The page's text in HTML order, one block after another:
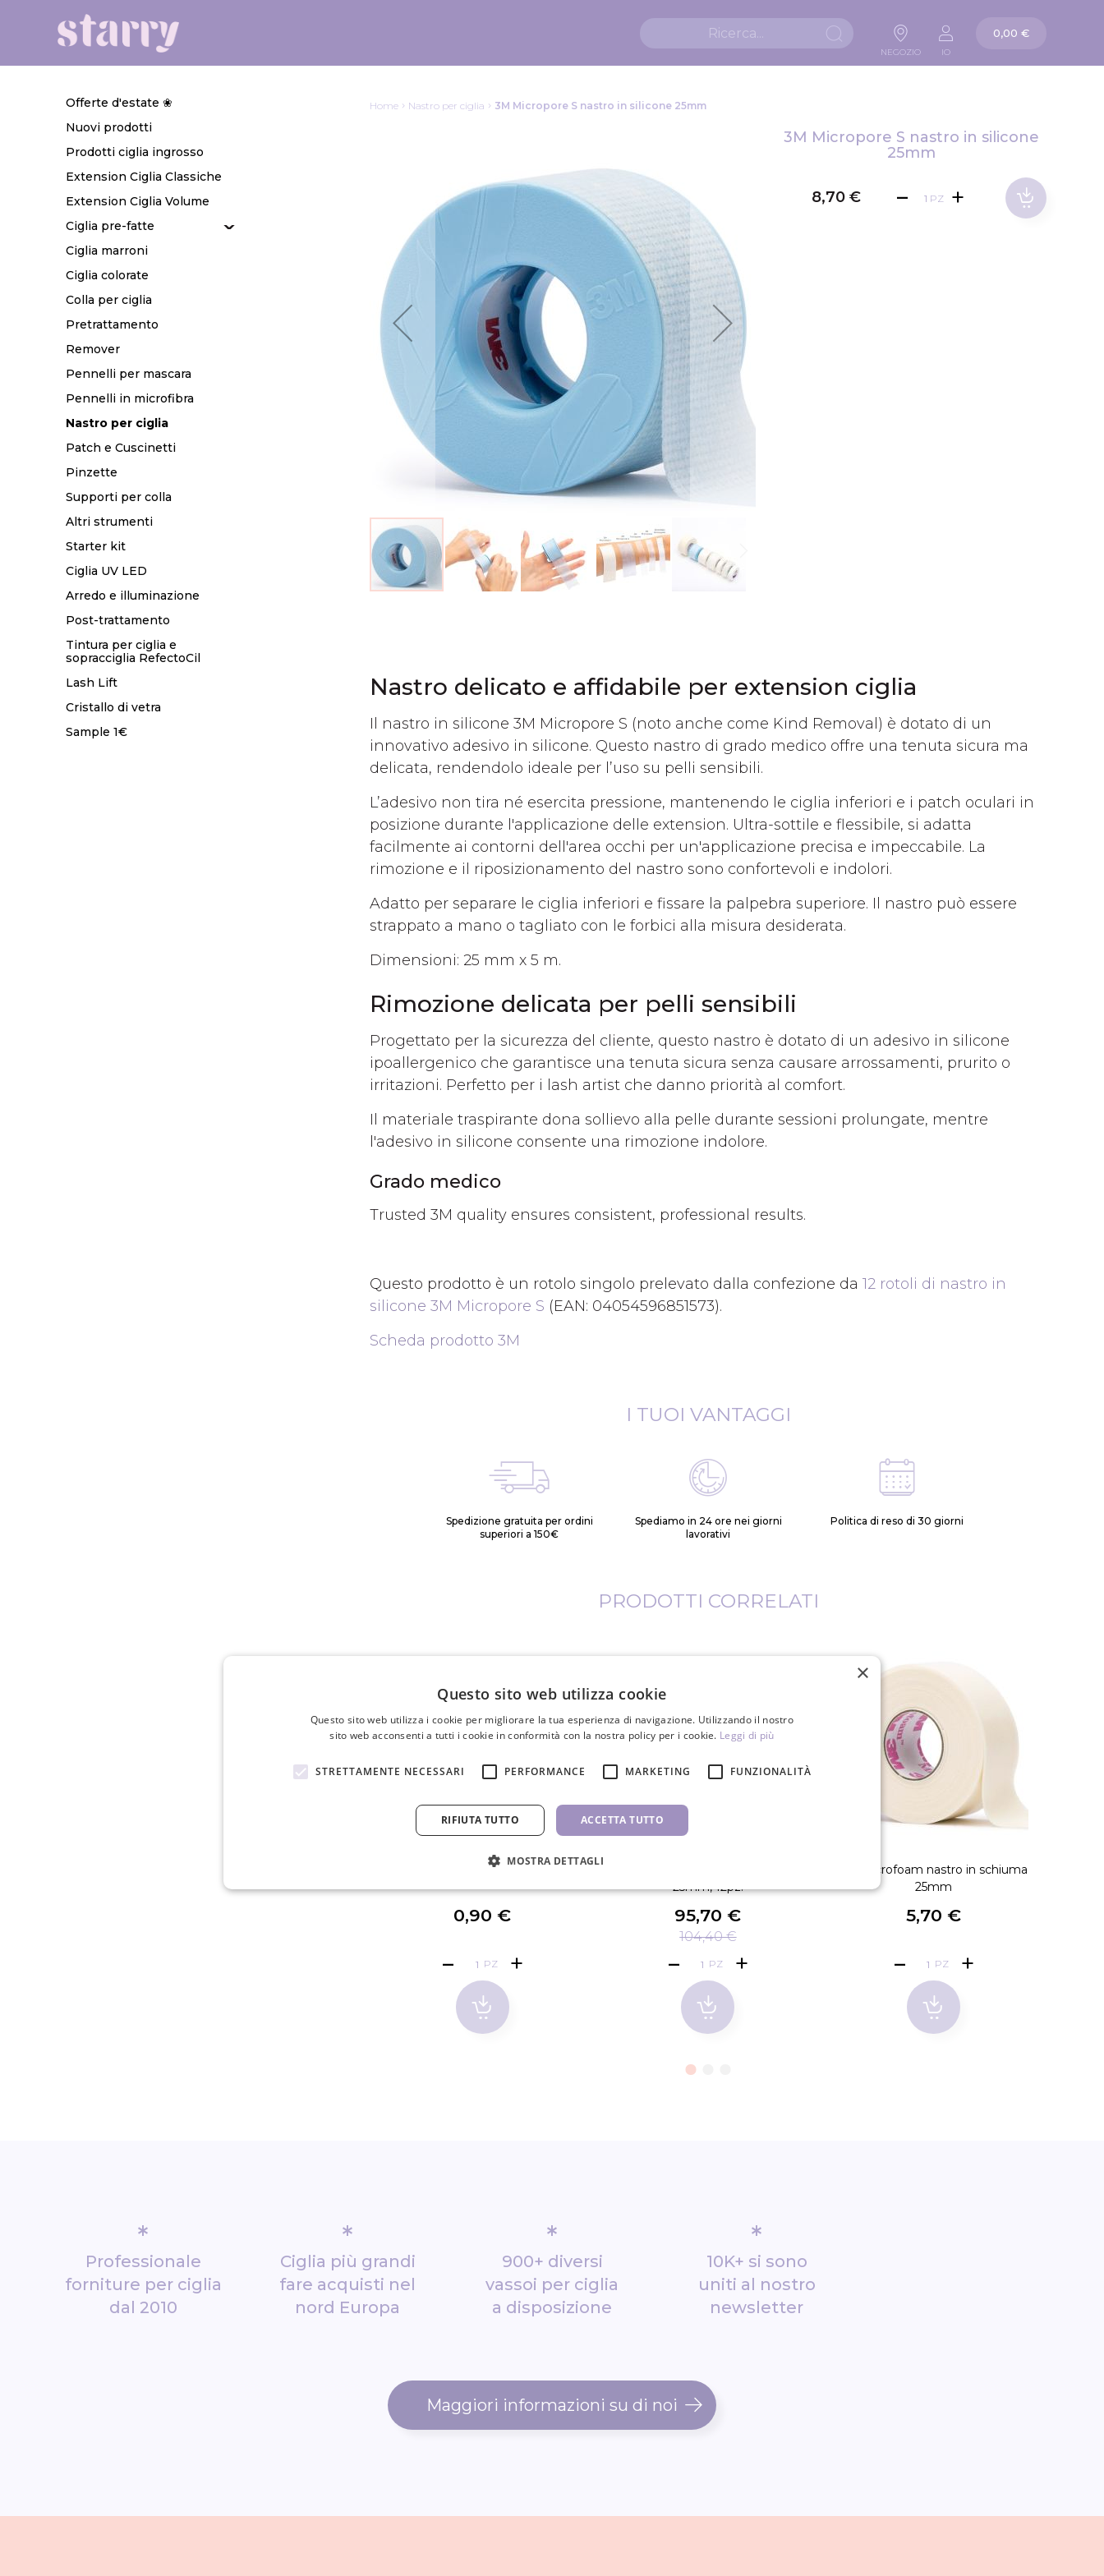
NEGOZIO IO
La mia carta
0,00 €
Offerte d'estate ❀
Nuovi prodotti
Prodotti ciglia ingrosso
Extension Ciglia Classiche
Extension Ciglia Volume
Ciglia pre-fatte
Ciglia marroni
Ciglia colorate
Colla per ciglia
Pretrattamento
Remover
Pennelli per mascara
Pennelli in microfibra
Nastro per ciglia
Patch e Cuscinetti
Pinzette
Supporti per colla
Altri strumenti
Starter kit
Ciglia UV LED
Arredo e illuminazione
Post-trattamento
Tintura per ciglia e
sopracciglia RefectoCil
Lash Lift
Cristallo di vetra
Sample 1€
immagini
di
immagini
3M Micropore S nastro in silicone
25mm
Home Nastro per ciglia 3M Micropore S nastro in silicone 25mm
8,70 € PZ
Nastro delicato e affidabile per extension ciglia
Il nastro in silicone 3M Micropore S (noto anche come Kind Removal) è dotato di un
innovativo adesivo in silicone. Questo nastro di grado medico offre una tenuta sicura ma
delicata, rendendolo ideale per l’uso su pelli sensibili.
L’adesivo non tira né esercita pressione, mantenendo le ciglia inferiori e i patch oculari in
posizione durante l'applicazione delle extension. Ultra-sottile e flessibile, si adatta
facilmente ai contorni dell'area occhi per un'applicazione precisa e impeccabile. La
rimozione e il riposizionamento del nastro sono confortevoli e indolori.
Adatto per separare le ciglia inferiori e fissare la palpebra superiore. Il nastro può essere
strappato a mano o tagliato con le forbici alla misura desiderata.
Dimensioni: 25 mm x 5 m.
Rimozione delicata per pelli sensibili
Progettato per la sicurezza del cliente, questo nastro è dotato di un adesivo in silicone
ipoallergenico che garantisce una tenuta sicura senza causare arrossamenti, prurito o
irritazioni. Perfetto per i lash artist che danno priorità al comfort.
Il materiale traspirante dona sollievo alla pelle durante sessioni prolungate, mentre
l'adesivo in silicone consente una rimozione indolore.
Grado medico
Trusted 3M quality ensures consistent, professional results.
Questo prodotto è un rotolo singolo prelevato dalla confezione da 12 rotoli di nastro in
silicone 3M Micropore S (EAN: 04054596851573).
Scheda prodotto 3M
I TUOI VANTAGGI
Spedizione gratuita per ordini
superiori a 150€
Spediamo in 24 ore nei giorni
lavorativi
Politica di reso di 30 giorni
PRODOTTI CORRELATI
Mini Cuscinetti in gel 1 pz. (2 paia)
0,90 €
PZ
25mm, 12pz.
95,70 €
104,40 €
PZ
3M Microfoam nastro in schiuma
25mm
5,70 €
PZ
*
Professionale
forniture per ciglia
dal 2010
*
Ciglia più grandi
fare acquisti nel
nord Europa
*
900+ diversi
vassoi per ciglia
a disposizione
*
10K+ si sono
uniti al nostro
newsletter
Maggiori informazioni su di noi
×
Questo sito web utilizza cookie
Questo sito web utilizza i cookie per migliorare la tua esperienza di navigazione. Utilizzando il nostro
sito web acconsenti a tutti i cookie in conformità con la nostra policy per i cookie. Leggi di più
STRETTAMENTE NECESSARI PERFORMANCE MARKETING FUNZIONALITÀ
ACCETTA TUTTO
RIFIUTA TUTTO
MOSTRA DETTAGLI